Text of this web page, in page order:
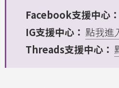
Facebook支援中心：
IG支援中心： 點我進
Threads支援中心：